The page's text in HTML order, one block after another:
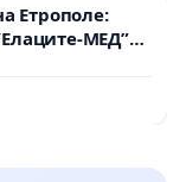
Етрополе:
МЕД”
всички